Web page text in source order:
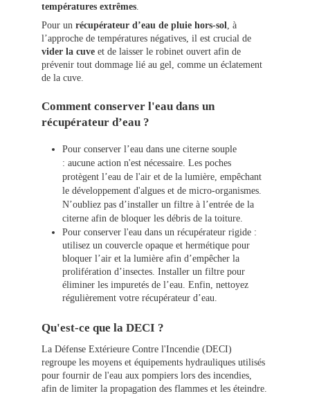
températures extrêmes
Pour un récupérateur d’eau de pluie hors-sol
, à
l’approche de températures négatives, il est crucial de
vider la cuve et de laisser le robinet ouvert afin de
prévenir tout dommage lié au gel, comme un éclatement
de la cuve.
Comment conserver l'eau dans un
récupérateur d’eau ?
Pour conserver l’eau dans une citerne souple
: aucune action n'est nécessaire. Les poches
protègent l’eau de l'air et de la lumière, empêchant
le développement d'algues et de micro-organismes.
N’oubliez pas d’installer un filtre à l’entrée de la
citerne afin de bloquer les débris de la toiture.
Pour conserver l'eau dans un récupérateur rigide :
utilisez un couvercle opaque et hermétique pour
bloquer l’air et la lumière afin d’empêcher la
prolifération d’insectes. Installer un filtre pour
éliminer les impuretés de l’eau. Enfin, nettoyez
régulièrement votre récupérateur d’eau.
Qu'est-ce que la DECI ?
La Défense Extérieure Contre l'Incendie (DECI)
regroupe les moyens et équipements hydrauliques utilisés
pour fournir de l'eau aux pompiers lors des incendies,
afin de limiter la propagation des flammes et les éteindre.